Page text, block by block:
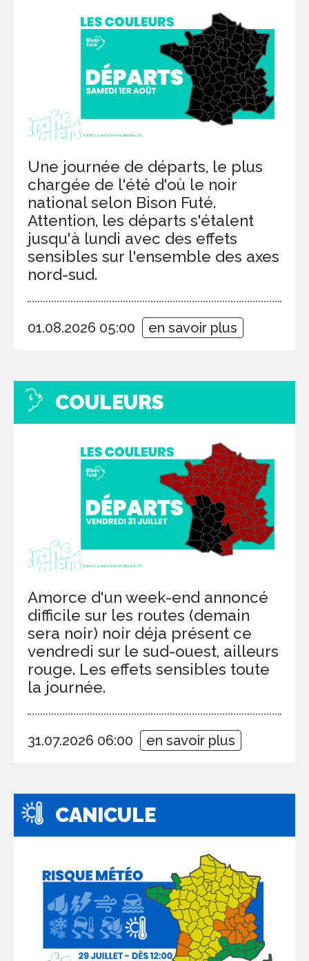
Une journée de départs, le plus
chargée de l'été d'où le noir
national selon Bison Futé.
Attention, les départs s'étalent
jusqu'à lundi avec des effets
sensibles sur l'ensemble des axes
nord-sud.
01.08.2026 05:00 en savoir plus
COULEURS
Amorce d'un week-end annoncé
difficile sur les routes (demain
sera noir) noir déja présent ce
vendredi sur le sud-ouest, ailleurs
rouge. Les effets sensibles toute
la journée.
31.07.2026 06:00 en savoir plus
CANICULE